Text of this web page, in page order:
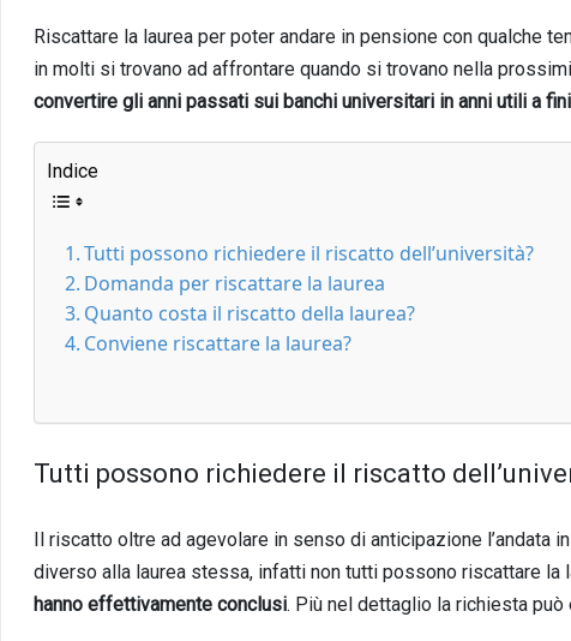
Riscattare la laurea per poter andare in pensione con qualche
in molti si trovano ad affrontare quando si trovano nella
convertire gli anni passati sui banchi universitari in anni utili a
Indice
Tutti possono richiedere il riscatto dell’università?
Domanda per riscattare la laurea
Quanto costa il riscatto della laurea?
Conviene riscattare la laurea?
Tutti possono richiedere il riscatto
Il riscatto oltre ad agevolare in senso di anticipazione l’andata
diverso alla laurea stessa, infatti non tutti possono riscattare la
hanno effettivamente conclusi. Più nel dettaglio la richiesta